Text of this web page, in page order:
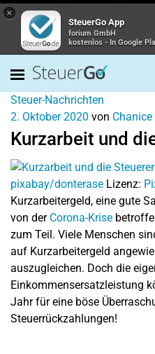
×
SteuerGo App
forium GmbH
kostenlos - In Google
Steuer-Nachrichten
2. Oktober 2020 von
Kurzarbeit und
pixabay/donterase Lizenz:
Kurzarbeitergeld, eine gute
von der Corona-Krise
zum Teil. Viele Menschen
auf Kurzarbeitergeld
auszugleichen. Doch die
Einkommensersatzleistung
Jahr für eine böse
Steuerrückzahlungen!